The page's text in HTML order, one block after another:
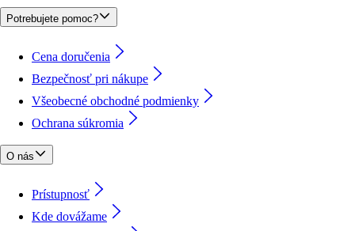
Potrebujete pomoc?
Cena doručenia
Bezpečnosť pri nákupe
Všeobecné obchodné podmienky
Ochrana súkromia
O nás
Prístupnosť
Kde dovážame